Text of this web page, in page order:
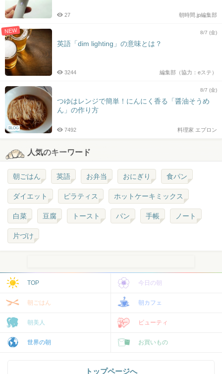
朝時間.jp編集部
27
NEW 8/7 (金)
英語「dim lighting」の意味とは？
編集部（協力：eステ）
3244
BLOG
8/7 (金)
つゆはレンジで簡単！にんにく香る「醤油そうめ
ん」の作り方
料理家 エプロン
7492
人気のキーワード
朝ごはん 英語 お弁当 おにぎり 食パン
ダイエット ピラティス ホットケーキミックス
白菜 豆腐 トースト パン 手帳 ノート
片づけ
TOP 今日の朝
朝ごはん 朝カフェ
朝美人 ビューティ
世界の朝 お買いもの
トップページへ